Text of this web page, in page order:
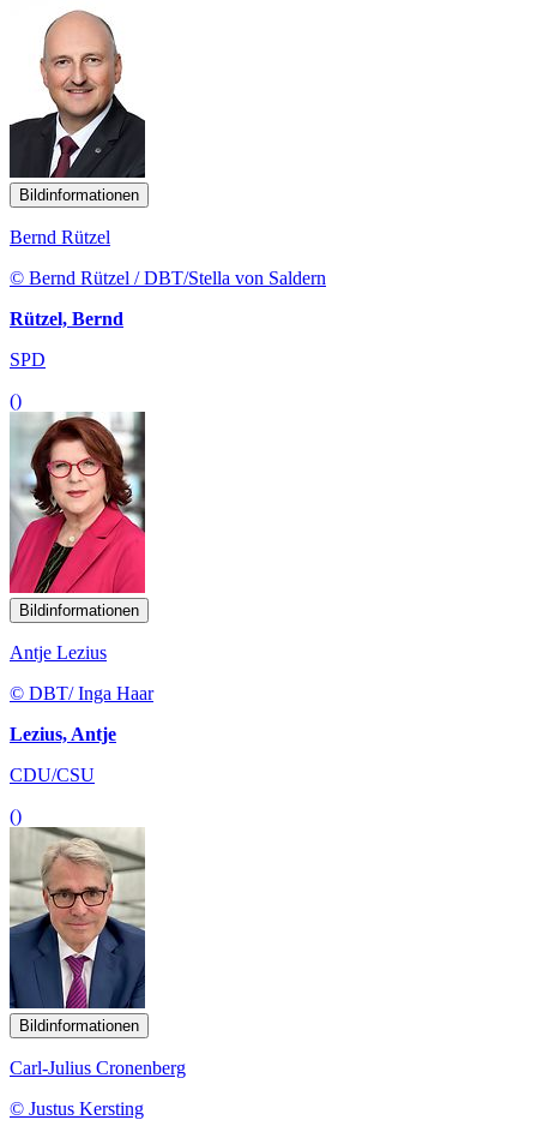
Bildinformationen
Bernd Rützel
© Bernd Rützel / DBT/Stella von Saldern
Rützel, Bernd
SPD
()
Bildinformationen
Antje Lezius
© DBT/ Inga Haar
Lezius, Antje
CDU/CSU
()
Bildinformationen
Carl-Julius Cronenberg
© Justus Kersting